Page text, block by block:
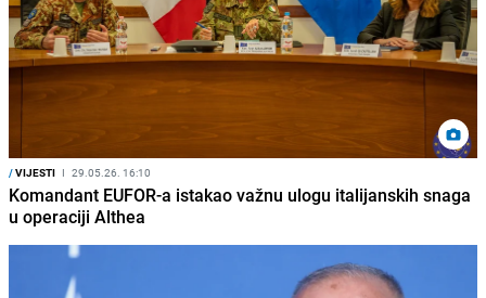
/VIJESTI I 29.05.26. 16:10
Komandant EUFOR-a istakao važnu ulogu italijanskih snaga
u operaciji Althea